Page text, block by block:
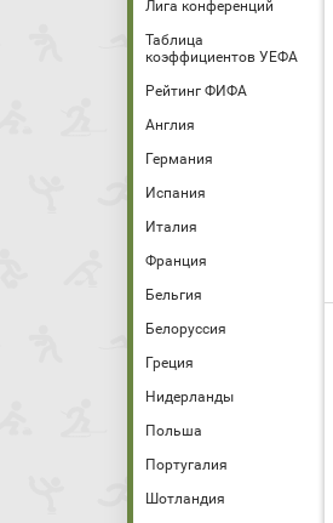
Лига конференций
Таблица
коэффициентов УЕФА
Рейтинг ФИФА
Англия
Германия
Испания
Италия
Франция
Бельгия
Белоруссия
Греция
Нидерланды
Польша
Португалия
Шотландия